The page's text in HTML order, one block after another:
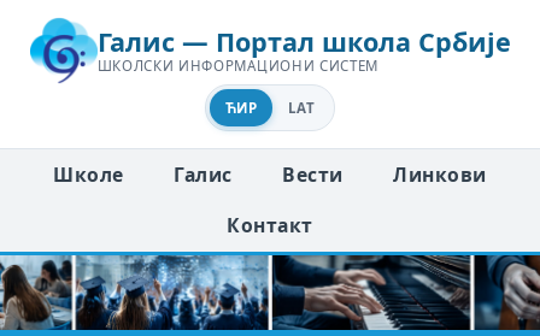
Галис — Портал школа Србије
ШКОЛСКИ ИНФОРМАЦИОНИ СИСТЕМ
ЋИР LAT
Школе Галис Вести
Линкови
Контакт